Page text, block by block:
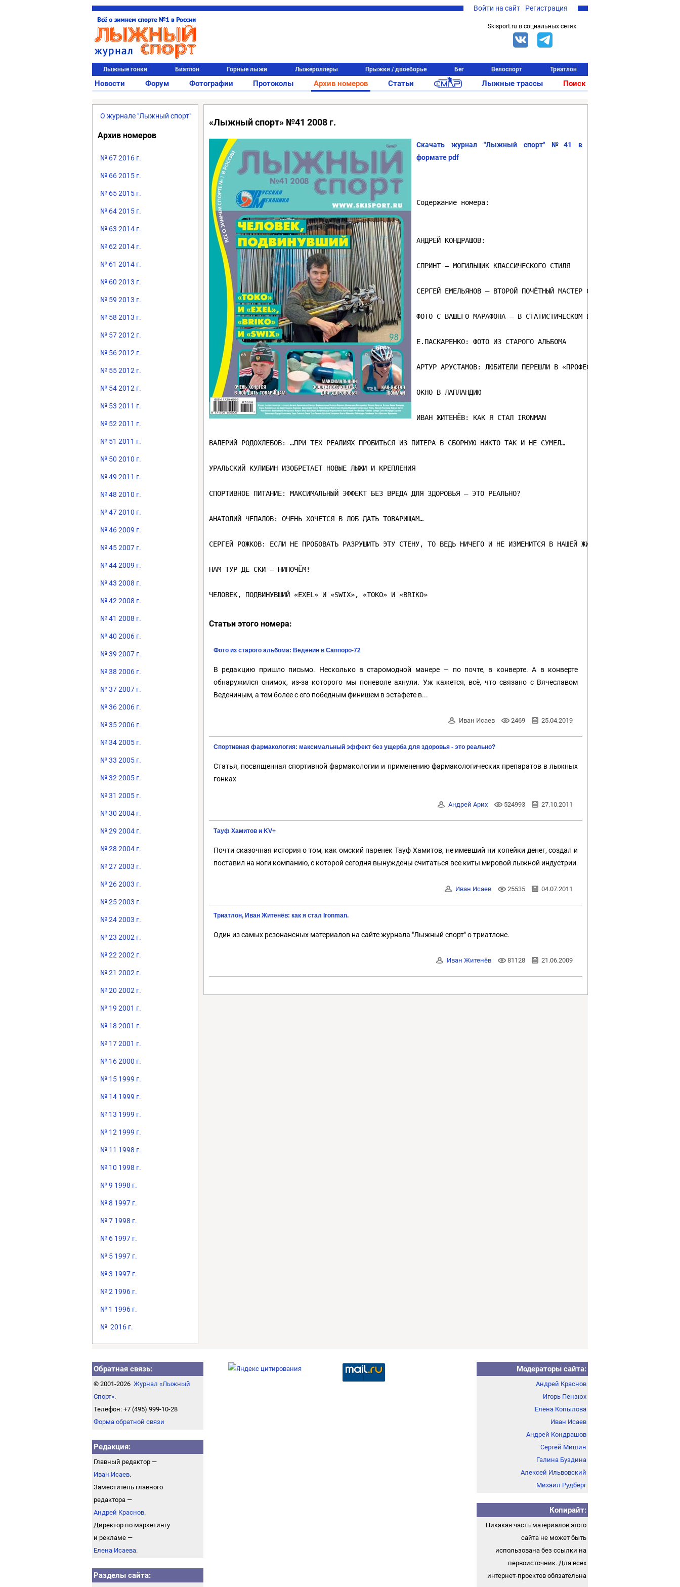
Войти на сайт Регистрация
Skisport.ru в социальных сетях:
Лыжные гонки Биатлон Горные лыжи Лыжероллеры Прыжки / двоеборье Бег Велоспорт Триатлон
Новости Форум Фотографии Протоколы Архив номеров Статьи Лыжные трассы Поиск
О журнале "Лыжный спорт"
Архив номеров
№ 67 2016 г.
№ 66 2015 г.
№ 65 2015 г.
№ 64 2015 г.
№ 63 2014 г.
№ 62 2014 г.
№ 61 2014 г.
№ 60 2013 г.
№ 59 2013 г.
№ 58 2013 г.
№ 57 2012 г.
№ 56 2012 г.
№ 55 2012 г.
№ 54 2012 г.
№ 53 2011 г.
№ 52 2011 г.
№ 51 2011 г.
№ 50 2010 г.
№ 49 2011 г.
№ 48 2010 г.
№ 47 2010 г.
№ 46 2009 г.
№ 45 2007 г.
№ 44 2009 г.
№ 43 2008 г.
№ 42 2008 г.
№ 41 2008 г.
№ 40 2006 г.
№ 39 2007 г.
№ 38 2006 г.
№ 37 2007 г.
№ 36 2006 г.
№ 35 2006 г.
№ 34 2005 г.
№ 33 2005 г.
№ 32 2005 г.
№ 31 2005 г.
№ 30 2004 г.
№ 29 2004 г.
№ 28 2004 г.
№ 27 2003 г.
№ 26 2003 г.
№ 25 2003 г.
№ 24 2003 г.
№ 23 2002 г.
№ 22 2002 г.
№ 21 2002 г.
№ 20 2002 г.
№ 19 2001 г.
№ 18 2001 г.
№ 17 2001 г.
№ 16 2000 г.
№ 15 1999 г.
№ 14 1999 г.
№ 13 1999 г.
№ 12 1999 г.
№ 11 1998 г.
№ 10 1998 г.
№ 9 1998 г.
№ 8 1997 г.
№ 7 1998 г.
№ 6 1997 г.
№ 5 1997 г.
№ 3 1997 г.
№ 2 1996 г.
№ 1 1996 г.
№ 2016 г.
«Лыжный спорт» №41 2008 г.
Скачать журнал "Лыжный спорт" №41 в
формате pdf
АНДРЕЙ КОНДРАШОВ:
СПРИНТ – МОГИЛЬЩИК КЛАССИЧЕСКОГО СТИЛЯ
СЕРГЕЙ ЕМЕЛЬЯНОВ – ВТОРОЙ ПОЧЁТНЫЙ МАСТЕР СОЮЗА МАРАФОНОВ
ФОТО С ВАШЕГО МАРАФОНА – В СТАТИСТИЧЕСКОМ БЛОКЕ ЖУРНАЛА «ЛЫЖНЫЙ
Е.ПАСКАРЕНКО: ФОТО ИЗ СТАРОГО АЛЬБОМА
АРТУР АРУСТАМОВ: ЛЮБИТЕЛИ ПЕРЕШЛИ В «ПРОФЕССИОНАЛЫ»
ОКНО В ЛАПЛАНДИЮ
ИВАН ЖИТЕНЁВ: КАК Я СТАЛ IRONMAN
ВАЛЕРИЙ РОДОХЛЕБОВ: …ПРИ ТЕХ РЕАЛИЯХ ПРОБИТЬСЯ ИЗ ПИТЕРА В СБОРНУЮ НИКТО ТАК И НЕ СУМЕЛ…
УРАЛЬСКИЙ КУЛИБИН ИЗОБРЕТАЕТ НОВЫЕ ЛЫЖИ И КРЕПЛЕНИЯ
СПОРТИВНОЕ ПИТАНИЕ: МАКСИМАЛЬНЫЙ ЭФФЕКТ БЕЗ ВРЕДА ДЛЯ ЗДОРОВЬЯ – ЭТО РЕАЛЬНО?
АНАТОЛИЙ ЧЕПАЛОВ: ОЧЕНЬ ХОЧЕТСЯ В ЛОБ ДАТЬ ТОВАРИЩАМ…
СЕРГЕЙ РОЖКОВ: ЕСЛИ НЕ ПРОБОВАТЬ РАЗРУШИТЬ ЭТУ СТЕНУ, ТО ВЕДЬ НИЧЕГО И НЕ ИЗМЕНИТСЯ В НАШЕЙ ЖИЗНИ, ПРАВДА?
НАМ ТУР ДЕ СКИ – НИПОЧЁМ!
Статьи этого номера:
Фото из старого альбома: Веденин в Саппоро-72
В редакцию пришло письмо. Несколько в старомодной манере — по почте, в конверте. А в конверте
обнаружился снимок, из-за которого мы поневоле ахнули. Уж кажется, всё, что связано с Вячеславом
Ведениным, а тем более с его победным финишем в эстафете в...
Иван Исаев 2469 25.04.2019
Спортивная фармакология: максимальный эффект без ущерба для здоровья - это реально?
Статья, посвященная спортивной фармакологии и применению фармакологических препаратов в лыжных
гонках
Андрей Арих 524993 27.10.2011
Тауф Хамитов и KV+
Почти сказочная история о том, как омский паренек Тауф Хамитов, не имевший ни копейки денег, создал и
поставил на ноги компанию, с которой сегодня вынуждены считаться все киты мировой лыжной индустрии
Иван Исаев 25535 04.07.2011
Триатлон, Иван Житенёв: как я стал Ironman.
Один из самых резонансных материалов на сайте журнала "Лыжный спорт" о триатлоне.
Иван Житенёв 81128 21.06.2009
Обратная связь:
© 2001-2026 Журнал «Лыжный
Спорт».
Телефон: +7 (495) 999-10-28
Форма обратной связи
Редакция:
Главный редактор —
Иван Исаев.
Заместитель главного
редактора —
Андрей Краснов.
Директор по маркетингу
и рекламе —
Елена Исаева.
Разделы сайта:
Модераторы сайта:
Андрей Краснов
Игорь Пензюх
Елена Копылова
Иван Исаев
Андрей Кондрашов
Сергей Мишин
Галина Буздина
Алексей Ильвовский
Михаил Рудберг
Копирайт:
Никакая часть материалов этого
сайта не может быть
использована без ссылки на
первоисточник. Для всех
интернет-проектов обязательна